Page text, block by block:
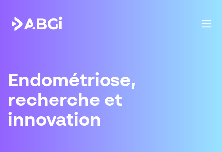
Endométriose,
recherche et
innovation